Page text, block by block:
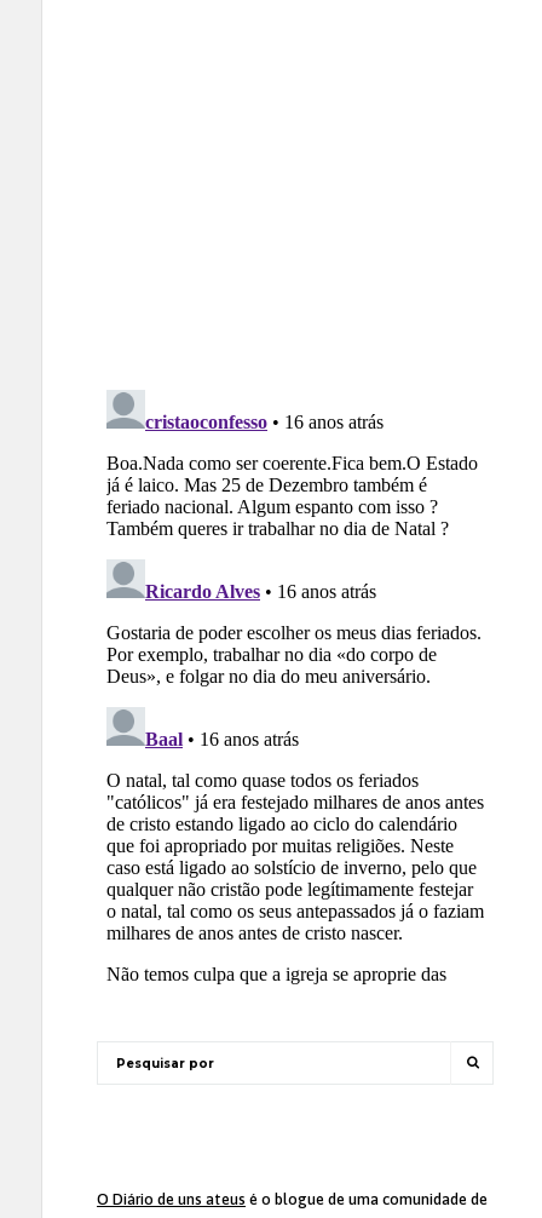
O Diário de uns ateus é o blogue de uma comunidade de